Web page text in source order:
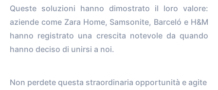
Queste soluzioni hanno dimostrato il loro valore:
aziende come Zara Home, Samsonite, Barceló e H&M
hanno registrato una crescita notevole da quando
hanno deciso di unirsi a noi.
Non perdete questa straordinaria opportunità e agite